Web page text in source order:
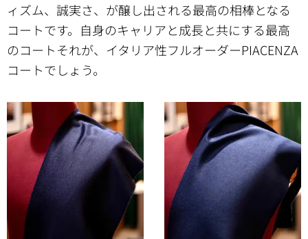
ィズム、誠実さ、が醸し出される最高の相棒となる
コートです。自身のキャリアと成長と共にする最高
のコートそれが、イタリア性フルオーダーPIACENZA
コートでしょう。